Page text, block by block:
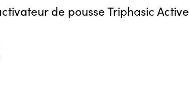
de pousse Triphasic Active